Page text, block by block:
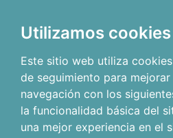
Utilizamos cookies
Este sitio web utiliza
de seguimiento para
navegación con los
la funcionalidad básica del
una mejor experiencia en el